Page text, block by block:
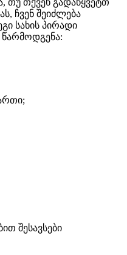
თუ თქვენ გადაწყვეტთ
ჩვენ შეიძლება
სახის პირადი
შესავსები